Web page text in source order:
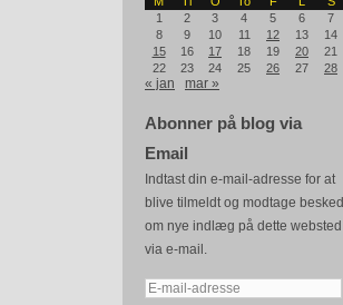
1
2 3 4 5 6
7
8
9 10 11 12 13
14
15
16 17 18 19 20
21
22
23 24 25 26 27 28
« jan mar »
Abonner på blog via
Email
Indtast din e-mail-adresse for at
blive tilmeldt og modtage besked
om nye indlæg på dette websted
via e-mail.
E-